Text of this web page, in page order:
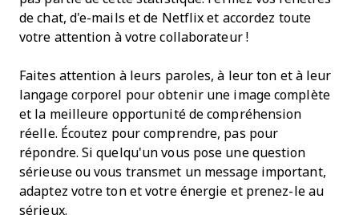
de chat, d'e-mails et de Netflix et accordez toute
votre attention à votre collaborateur !
Faites attention à leurs paroles, à leur ton et à leur
langage corporel pour obtenir une image complète
et la meilleure opportunité de compréhension
réelle. Écoutez pour comprendre, pas pour
répondre. Si quelqu'un vous pose une question
sérieuse ou vous transmet un message important,
adaptez votre ton et votre énergie et prenez-le au
sérieux.